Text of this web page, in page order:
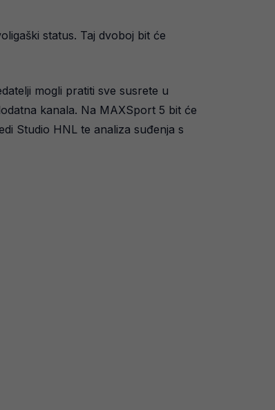
status. Taj dvoboj bit će
mogli pratiti sve susrete u
kanala. Na MAXSport 5 bit će
Studio HNL te analiza suđenja s